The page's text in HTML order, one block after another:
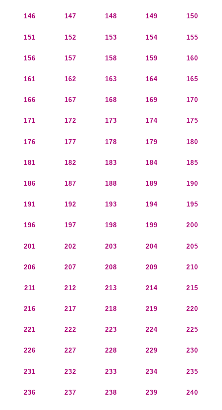
146 147 148 149 150
151 152 153 154 155
156 157 158 159 160
161 162 163 164 165
166 167 168 169 170
171 172 173 174 175
176 177 178 179 180
181 182 183 184 185
186 187 188 189 190
191 192 193 194 195
196 197 198 199 200
201 202 203 204 205
206 207 208 209 210
211 212 213 214 215
216 217 218 219 220
221 222 223 224 225
226 227 228 229 230
231 232 233 234 235
236 237 238 239 240